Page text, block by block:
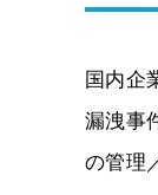
国内企
漏洩事
の管理